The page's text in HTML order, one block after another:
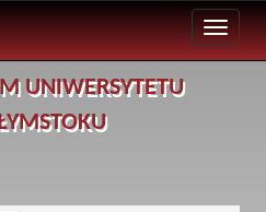
UNIWERSYTETU